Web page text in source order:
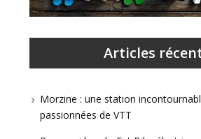
Articles
Morzine : une station
passionnées de VTT